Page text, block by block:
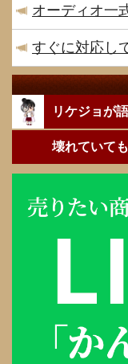
オーディオ一
すぐに対応し
リケジョが
壊れていて